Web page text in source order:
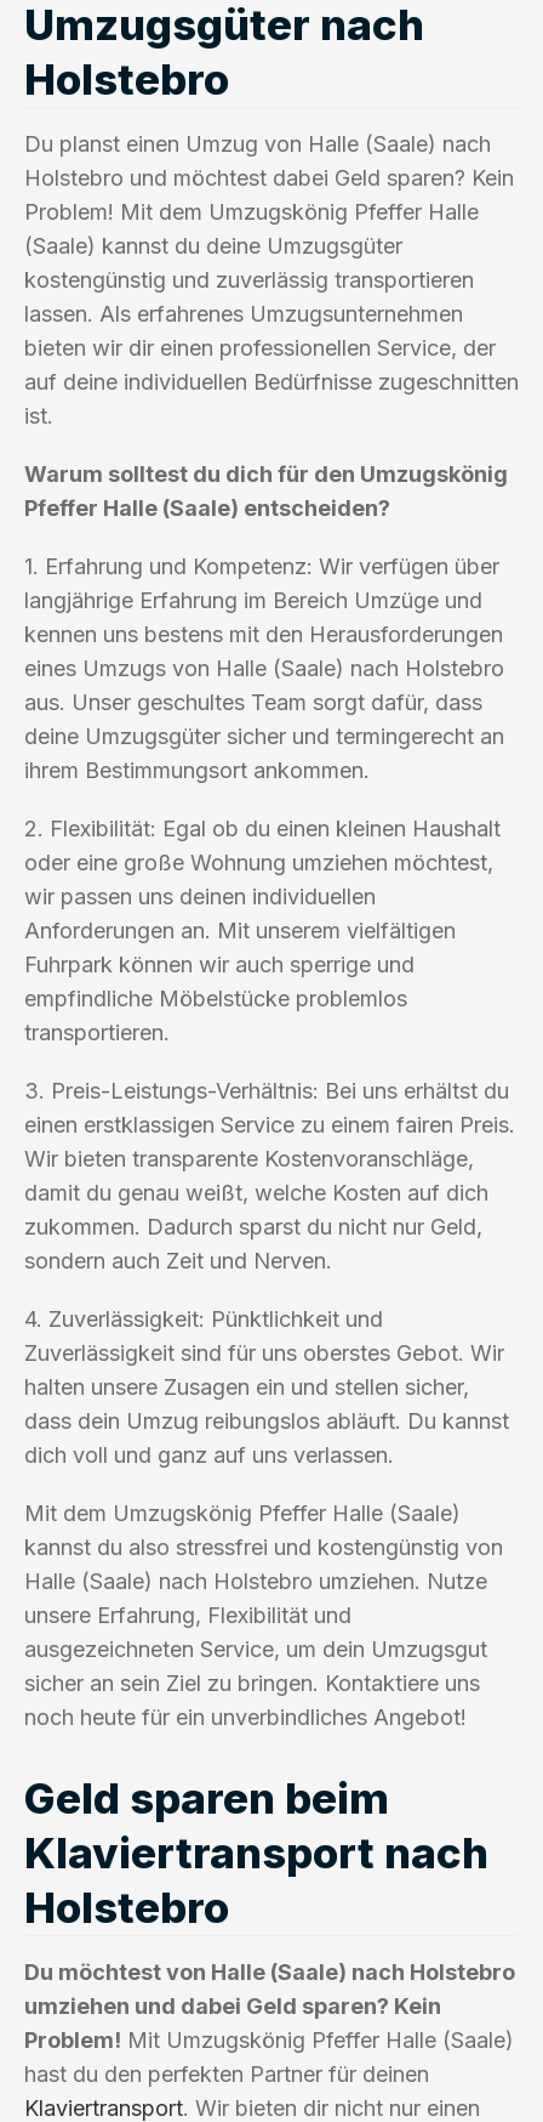
Umzugsgüter nach
Holstebro
Du planst einen Umzug von Halle (Saale) nach
Holstebro und möchtest dabei Geld sparen? Kein
Problem! Mit dem Umzugskönig Pfeffer Halle
(Saale) kannst du deine Umzugsgüter
kostengünstig und zuverlässig transportieren
lassen. Als erfahrenes Umzugsunternehmen
bieten wir dir einen professionellen Service, der
auf deine individuellen Bedürfnisse zugeschnitten
ist.
Warum solltest du dich für den Umzugskönig
Pfeffer Halle (Saale) entscheiden?
1. Erfahrung und Kompetenz: Wir verfügen über
langjährige Erfahrung im Bereich Umzüge und
kennen uns bestens mit den Herausforderungen
eines Umzugs von Halle (Saale) nach Holstebro
aus. Unser geschultes Team sorgt dafür, dass
deine Umzugsgüter sicher und termingerecht an
ihrem Bestimmungsort ankommen.
2. Flexibilität: Egal ob du einen kleinen Haushalt
oder eine große Wohnung umziehen möchtest,
wir passen uns deinen individuellen
Anforderungen an. Mit unserem vielfältigen
Fuhrpark können wir auch sperrige und
empfindliche Möbelstücke problemlos
transportieren.
3. Preis-Leistungs-Verhältnis: Bei uns erhältst du
einen erstklassigen Service zu einem fairen Preis.
Wir bieten transparente Kostenvoranschläge,
damit du genau weißt, welche Kosten auf dich
zukommen. Dadurch sparst du nicht nur Geld,
sondern auch Zeit und Nerven.
4. Zuverlässigkeit: Pünktlichkeit und
Zuverlässigkeit sind für uns oberstes Gebot. Wir
halten unsere Zusagen ein und stellen sicher,
dass dein Umzug reibungslos abläuft. Du kannst
dich voll und ganz auf uns verlassen.
Mit dem Umzugskönig Pfeffer Halle (Saale)
kannst du also stressfrei und kostengünstig von
Halle (Saale) nach Holstebro umziehen. Nutze
unsere Erfahrung, Flexibilität und
ausgezeichneten Service, um dein Umzugsgut
sicher an sein Ziel zu bringen. Kontaktiere uns
noch heute für ein unverbindliches Angebot!
Geld sparen beim
Klaviertransport nach
Holstebro
Du möchtest von Halle (Saale) nach Holstebro
umziehen und dabei Geld sparen? Kein
Problem! Mit Umzugskönig Pfeffer Halle (Saale)
hast du den perfekten Partner für deinen
Klaviertransport. Wir bieten dir nicht nur einen